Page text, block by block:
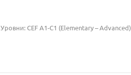
Уровни: CEF A1-C1 (Elementary – Advanced)